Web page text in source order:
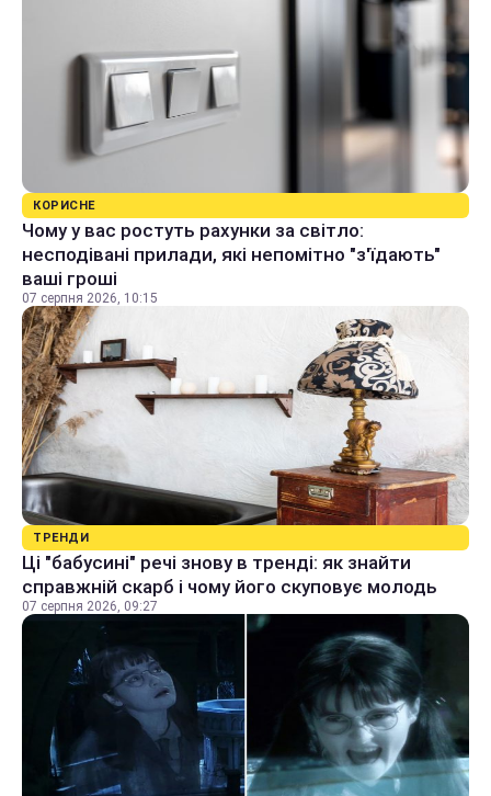
КОРИСНЕ
Чому у вас ростуть рахунки за світло:
несподівані прилади, які непомітно "з'їдають"
ваші гроші
07 серпня 2026, 10:15
ТРЕНДИ
Ці "бабусині" речі знову в тренді: як знайти
справжній скарб і чому його скуповує молодь
07 серпня 2026, 09:27